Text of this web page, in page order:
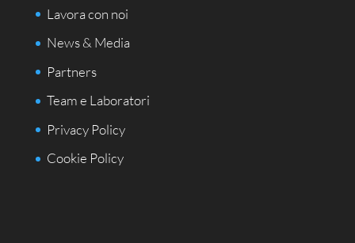
Lavora con noi
News & Media
Partners
Team e Laboratori
Privacy Policy
Cookie Policy